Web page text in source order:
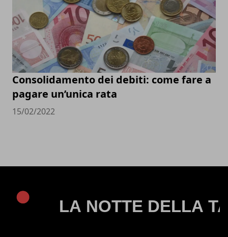
Consolidamento dei debiti: come fare a
pagare un’unica rata
15/02/2022